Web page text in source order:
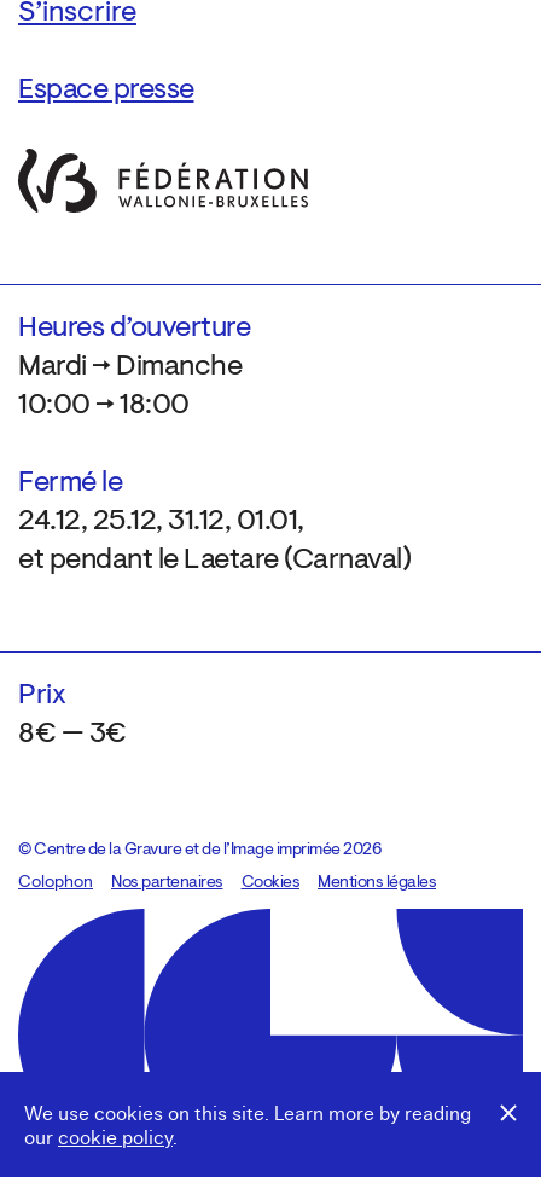
We use cookies on this site. Learn more by reading
our cookie policy.
Espace presse
Heures d’ouverture
Mardi → Dimanche
10:00 → 18:00
Fermé le
24.12, 25.12, 31.12, 01.01,
et pendant le Laetare (Carnaval)
Prix
8€ — 3€
© Centre de la Gravure et de l’Image imprimée 2026
Colophon
Design:Marcel Kaczmarek, code:8080.studio
Nos partenaires Cookies Mentions légales